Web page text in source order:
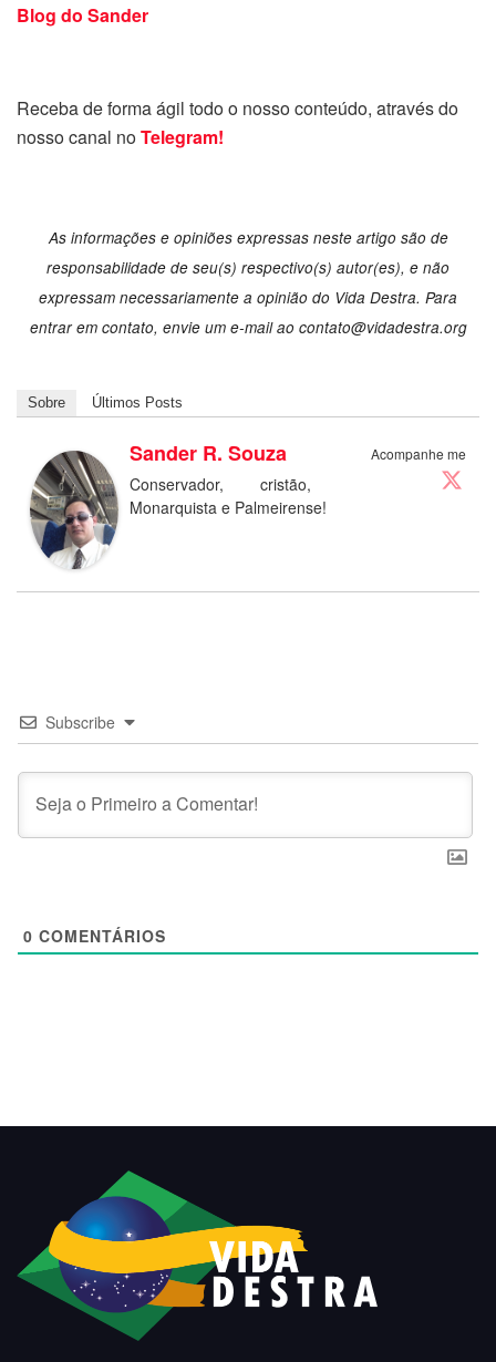
Blog do Sander
Receba de forma ágil todo o nosso conteúdo, através do
nosso canal noTelegram!
As informações e opiniões expressas neste artigo são de
responsabilidade de seu(s) respectivo(s) autor(es), e não
expressam necessariamente a opinião do Vida Destra. Para
entrar em contato, envie um e-mail ao contato@vidadestra.org
Sobre Últimos Posts
Acompanhe me
Sander R. Souza
Conservador, cristão,
Monarquista e Palmeirense!
Subscribe
0 COMENTÁRIOS